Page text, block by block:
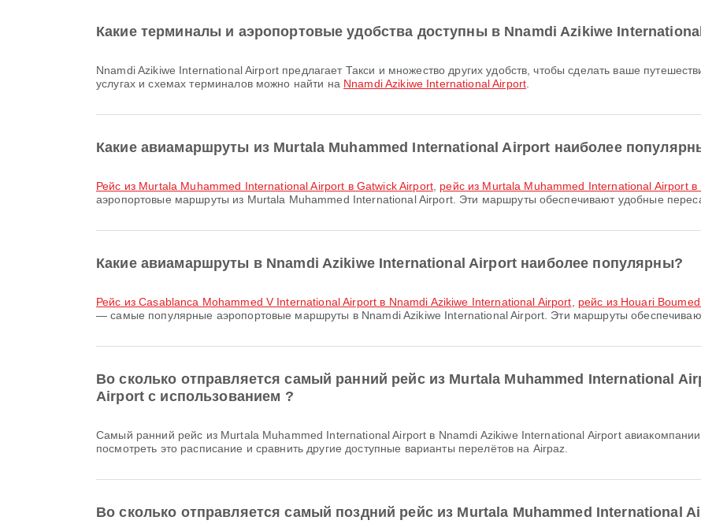
Какие терминалы и аэропортовые удобства доступны в Nnamdi Azikiwe
Nnamdi Azikiwe International Airport предлагает Такси и множество других удобств, чтобы сделать ваше путешествие комфортнее. Подробную информацию об
услугах и схемах терминалов можно найти на Nnamdi Azikiwe International Airport
Какие авиамаршруты из Murtala Muhammed International Airport наиболее
рейс из Murtala Muhammed International Airport в Gatwick Airport, рейс из Murtala Muhammed International Airport в
аэропортовые маршруты из Murtala Muhammed International Airport. Эти маршруты обеспечивают удобные
Какие авиамаршруты в Nnamdi Azikiwe International Airport наиболее популярны?
рейс из Casablanca Mohammed V International Airport в Nnamdi Azikiwe International Airport
рейс из Houari
— самые популярные аэропортовые маршруты в Nnamdi Azikiwe International Airport. Эти маршруты
Во сколько отправляется самый ранний рейс из Murtala Muhammed International
Airport с использованием ?
Самый ранний рейс из Murtala Muhammed International Airport в Nnamdi Azikiwe International Airport авиакомпании Air Peace вылетает в 06:30. Вы можете
посмотреть это расписание и сравнить другие доступные варианты перелётов на Airpaz.
Во сколько отправляется самый поздний рейс из Murtala Muhammed International